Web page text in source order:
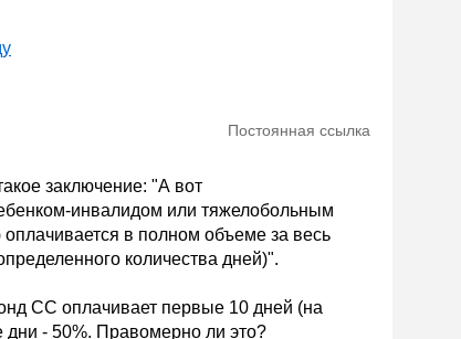
Постоянная ссылка
заключение: "А вот
инвалидом или тяжелобольным
в полном объеме за весь
количества дней)".
СС оплачивает первые 10 дней (на
- 50%. Правомерно ли это?